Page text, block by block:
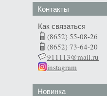
Контакты
Как связаться
(8652) 55-08-26
(8652) 73-64-20
911113@mail.ru
instagram
Новинка